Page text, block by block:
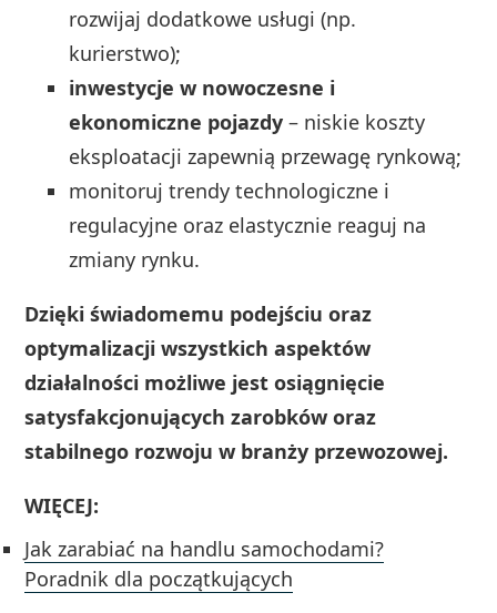
rozwijaj dodatkowe usługi (np.
kurierstwo);
inwestycje w nowoczesne i
ekonomiczne pojazdy – niskie koszty
eksploatacji zapewnią przewagę rynkową;
monitoruj trendy technologiczne i
regulacyjne oraz elastycznie reaguj na
zmiany rynku.
Dzięki świadomemu podejściu oraz
optymalizacji wszystkich aspektów
działalności możliwe jest osiągnięcie
satysfakcjonujących zarobków oraz
stabilnego rozwoju w branży przewozowej.
WIĘCEJ:
Jak zarabiać na handlu samochodami?
Poradnik dla początkujących